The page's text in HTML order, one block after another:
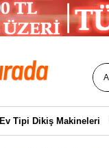
Ev Tipi Dikiş Makineleri